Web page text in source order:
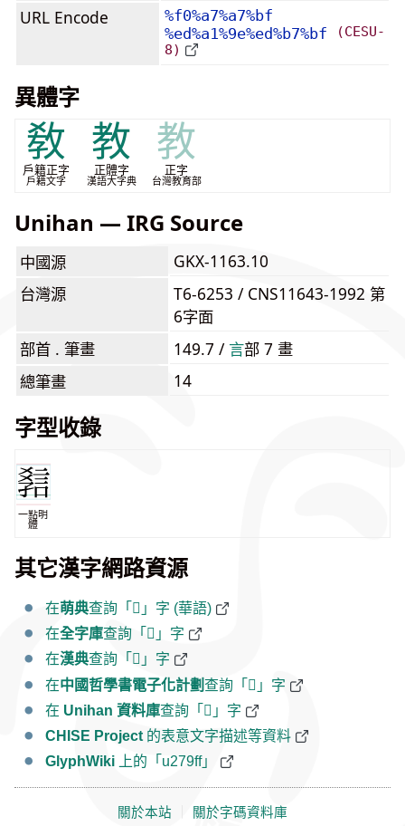
URL Encode
%f0%a7%a7%bf
%ed%a1%9e%ed%b7%bf
(CESU-
8)
異體字
敎
戶籍正字
戶籍文字
教
正體字
漢語大字典
教
正字
台灣教育部
Unihan — IRG Source
中國源
GKX-1163.10
台灣源
T6-6253 / CNS11643-1992 第
6字面
部首 . 筆畫
149.7 / ⾔部 7 畫
總筆畫
14
字型收錄
一點明
體
其它漢字網路資源
在萌典查詢「𧧿」字 (華語)
在全字庫查詢「𧧿」字
在漢典查詢「𧧿」字
在中國哲學書電子化計劃查詢「𧧿」字
在 Unihan 資料庫查詢「𧧿」字
CHISE Project 的表意文字描述等資料
GlyphWiki 上的「u279ff」
關於本站 關於字碼資料庫